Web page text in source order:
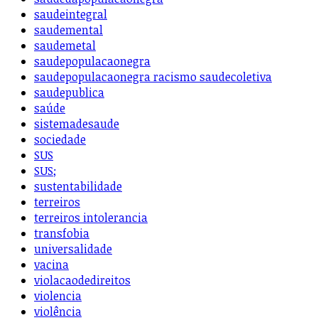
saudeintegral
saudemental
saudemetal
saudepopulacaonegra
saudepopulacaonegra racismo saudecoletiva
saudepublica
saúde
sistemadesaude
sociedade
SUS
SUS;
sustentabilidade
terreiros
terreiros intolerancia
transfobia
universalidade
vacina
violacaodedireitos
violencia
violência